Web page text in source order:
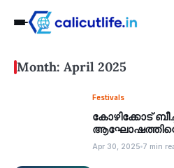
Month: April 2025
Festivals
കോഴിക്കോട്
Apr 30, 2025 7 min